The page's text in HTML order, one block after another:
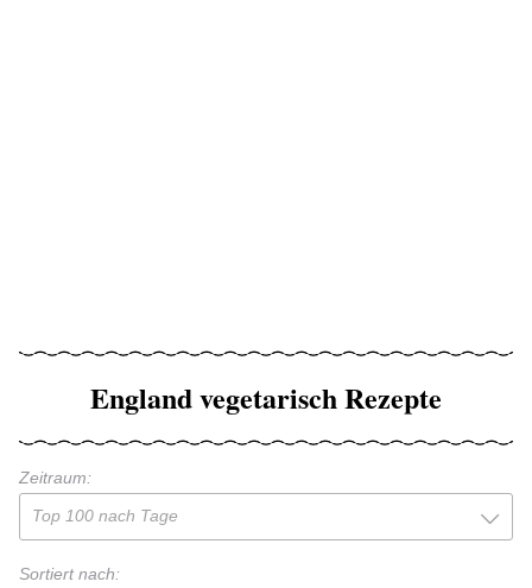
England vegetarisch Rezepte
Zeitraum:
Top 100 nach Tage
Sortiert nach: